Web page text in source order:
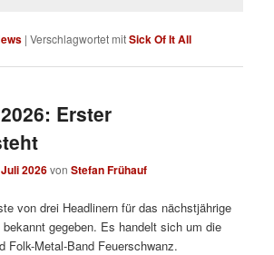
|Verschlagwortet mitSick Of It All
Erster
2026vonStefan Frühauf
von drei Headlinern für das nächstjährige
gegeben. Es handelt sich um die
Folk-Metal-Band Feuerschwanz.